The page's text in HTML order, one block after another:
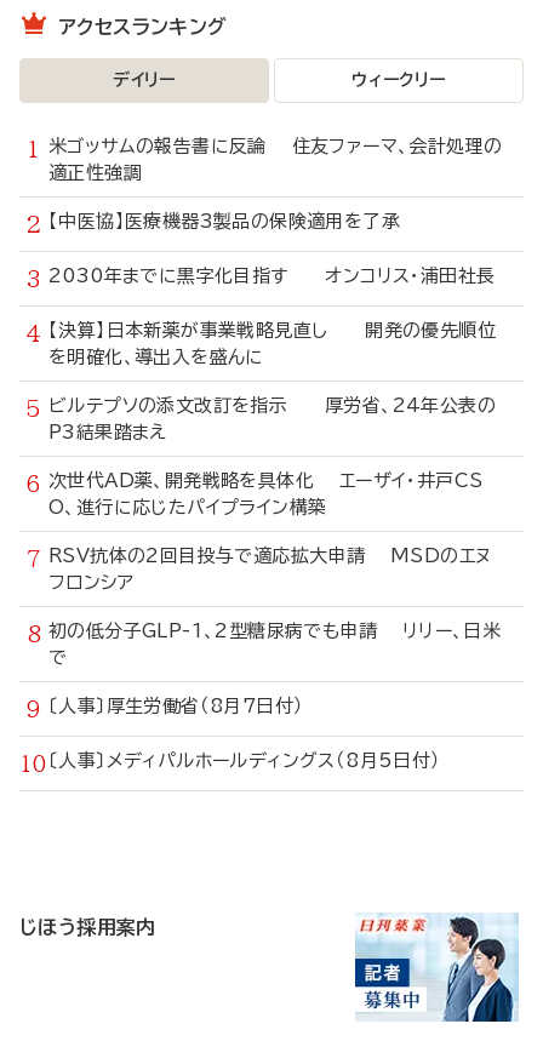
アクセスランキング
デイリー ウィークリー
米ゴッサムの報告書に反論 住友ファーマ、会計処理の
適正性強調
【中医協】医療機器3製品の保険適用を了承
2030年までに黒字化目指す オンコリス・浦田社長
【決算】日本新薬が事業戦略見直し 開発の優先順位
を明確化、導出入を盛んに
ビルテプソの添文改訂を指示 厚労省、24年公表の
P3結果踏まえ
次世代AD薬、開発戦略を具体化 エーザイ・井戸CS
O、進行に応じたパイプライン構築
RSV抗体の2回目投与で適応拡大申請 MSDのエヌ
フロンシア
初の低分子GLP-1、2型糖尿病でも申請 リリー、日米
で
〔人事〕厚生労働省（8月7日付）
〔人事〕メディパルホールディングス（8月5日付）
じほう採用案内